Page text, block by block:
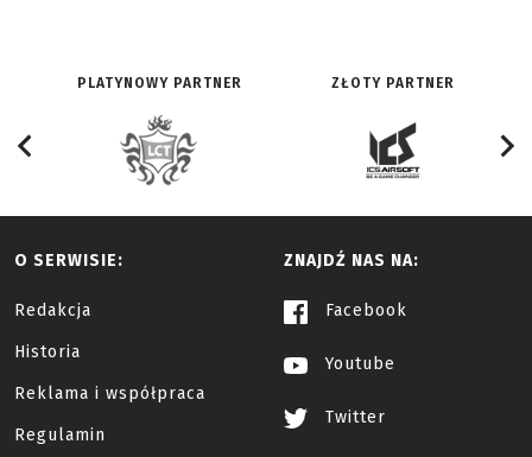
PLATYNOWY PARTNER ZŁOTY PARTNER
O SERWISIE:
Redakcja
Historia
Reklama i współpraca
Regulamin
ZNAJDŹ NAS NA:
Facebook
Youtube
Twitter